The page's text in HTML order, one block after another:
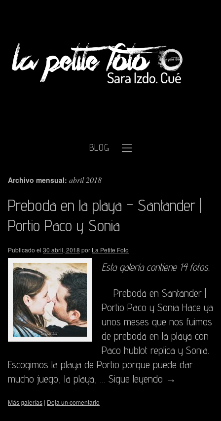
BLOG
Archivo mensual: abril 2018
Preboda en la playa – Santander |
Portio Paco y Sonia
Publicado el 30 abril, 2018 por La Petite Foto
Esta galería contiene 14 fotos.
Preboda en Santander |
Portio Paco y Sonia Hace ya
unos meses que nos fuimos
de preboda en la playa con
Paco hublot replica y Sonia.
Escogimos la playa de Portio porque puede dar
mucho juego, la playa, … Sigue leyendo →
Más galerías | Deja un comentario